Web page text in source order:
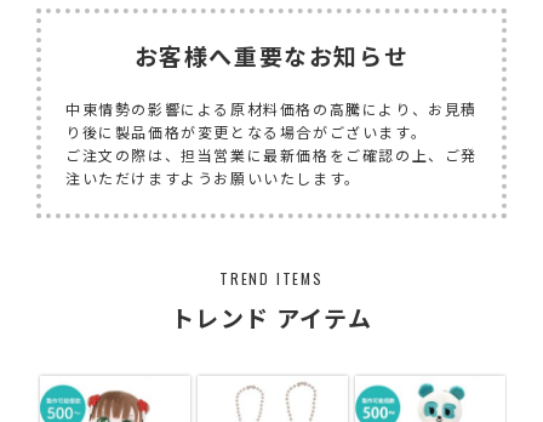
お客様へ重要なお知らせ
中東情勢の影響による原材料価格の高騰により、お見積
り後に製品価格が変更となる場合がございます。
ご注文の際は、担当営業に最新価格をご確認の上、ご発
注いただけますようお願いいたします。
TREND ITEMS
トレンド アイテム